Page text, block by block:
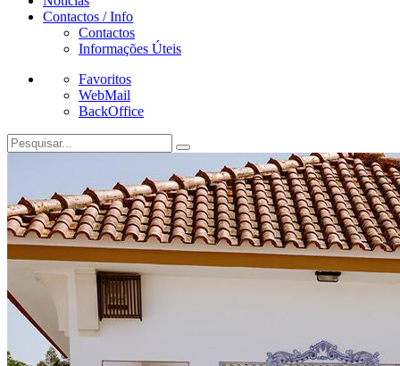
Contactos / Info
Contactos
Informações Úteis
Favoritos
WebMail
BackOffice